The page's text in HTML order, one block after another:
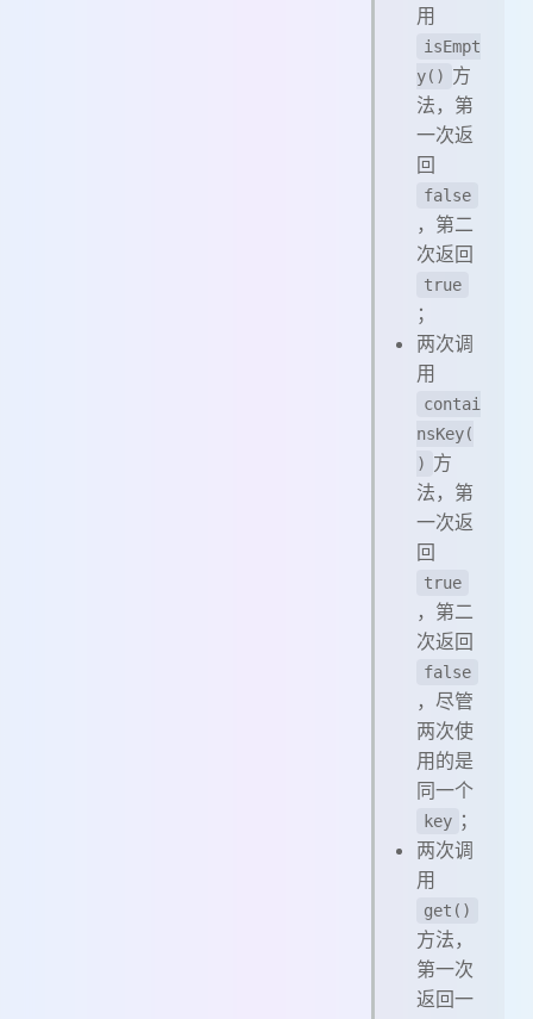
用
isEmpt
y() 方
法，第
一次返
回
false
，第二
次返回
true
；
两次调
用
contai
nsKey(
) 方
法，第
一次返
回
true
，第二
次返回
false
，尽管
两次使
用的是
同一个
key ；
两次调
用
get()
方法，
第一次
返回一